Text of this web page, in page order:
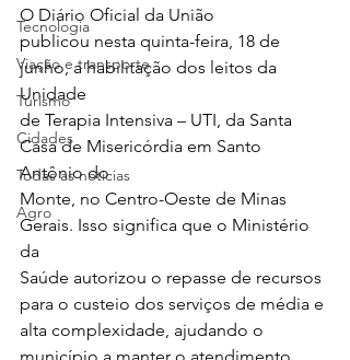
Tecnologia
Viação e transporte
Turismo
Cidades
Todas as notícias
Agro
O Diário Oficial da União
publicou nesta quinta-feira, 18 de
junho, a habilitação dos leitos da
Unidade
de Terapia Intensiva – UTI, da Santa
Casa de Misericórdia em Santo
Antônio do
Monte, no Centro-Oeste de Minas
Gerais. Isso significa que o Ministério
da
Saúde autorizou o repasse de recursos
para o custeio dos serviços de média e
alta complexidade, ajudando o